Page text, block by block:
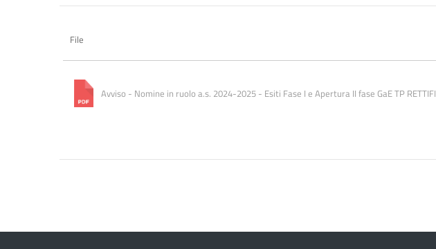
File
Avviso - Nomine in ruolo a.s. 2024-2025 - Esiti Fase I e Apertura II fase GaE TP